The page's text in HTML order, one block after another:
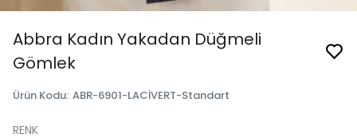
Abbra Kadın Yakadan Düğmeli
Gömlek
Ürün Kodu: ABR-6901-LACİVERT-Standart
RENK